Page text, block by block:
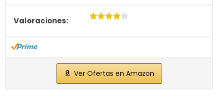
Ver Ofertas en Amazon